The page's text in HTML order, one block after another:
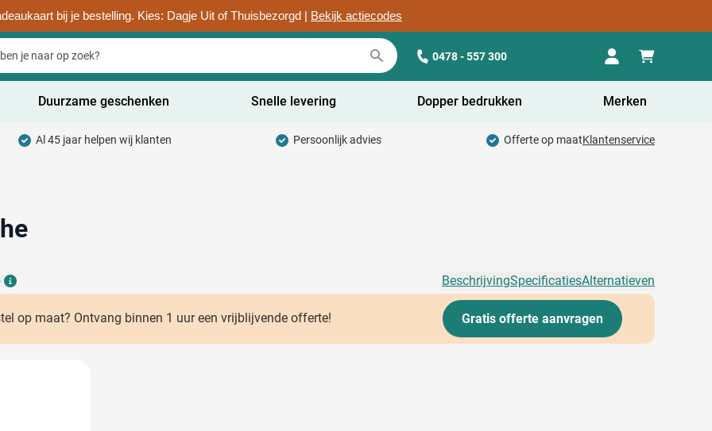
bij je bestelling. Kies: Dagje Uit of Thuisbezorgd | Bekijk actiecodes
0478 - 557 300
categorie
categorie
& Weggevers categorie
categorie
categorie
Duurzame geschenken Snelle levering Dopper bedrukken Merken
Al 45 jaar helpen wij klanten Persoonlijk advies Offerte op maatKlantenservice
Details
BeschrijvingSpecificatiesAlternatieven
op maat? Ontvang binnen 1 uur een vrijblijvende offerte! Gratis offerte aanvragen